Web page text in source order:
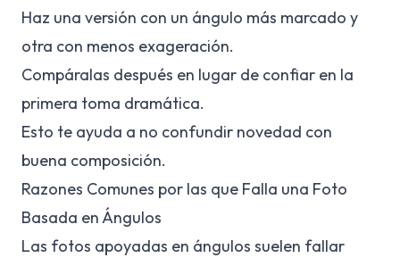
Haz una versión con un ángulo más marcado y
otra con menos exageración.
Compáralas después en lugar de confiar en la
primera toma dramática.
Esto te ayuda a no confundir novedad con
buena composición.
Razones Comunes por las que Falla una Foto
Basada en Ángulos
Las fotos apoyadas en ángulos suelen fallar